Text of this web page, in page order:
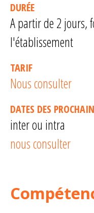
DURÉE
A partir de 2 jours,
l'établissement
TARIF
Nous consulter
DATES DES
inter ou intra
nous consulter